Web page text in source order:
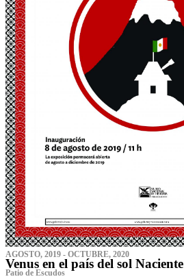
AGOSTO, 2019 - OCTUBRE, 2020
Venus en el país del sol Naciente
P‌atio de Escudos